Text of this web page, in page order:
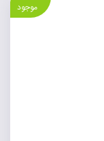
موجود